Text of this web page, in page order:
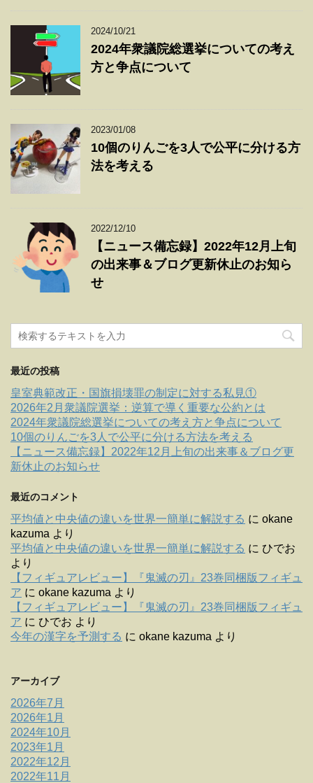
2024/10/21
2024年衆議院総選挙についての考え
方と争点について
2023/01/08
10個のりんごを3人で公平に分ける方
法を考える
2022/12/10
【ニュース備忘録】2022年12月上旬
の出来事＆ブログ更新休止のお知ら
せ
最近の投稿
皇室典範改正・国旗損壊罪の制定に対する私見①
2026年2月衆議院選挙：逆算で導く重要な公約とは
2024年衆議院総選挙についての考え方と争点について
10個のりんごを3人で公平に分ける方法を考える
【ニュース備忘録】2022年12月上旬の出来事＆ブログ更
新休止のお知らせ
最近のコメント
平均値と中央値の違いを世界一簡単に解説する に okane
kazuma より
平均値と中央値の違いを世界一簡単に解説する に ひでお
より
【フィギュアレビュー】『鬼滅の刃』23巻同梱版フィギュ
ア に okane kazuma より
【フィギュアレビュー】『鬼滅の刃』23巻同梱版フィギュ
ア に ひでお より
今年の漢字を予測する に okane kazuma より
アーカイブ
2026年7月
2026年1月
2024年10月
2023年1月
2022年12月
2022年11月